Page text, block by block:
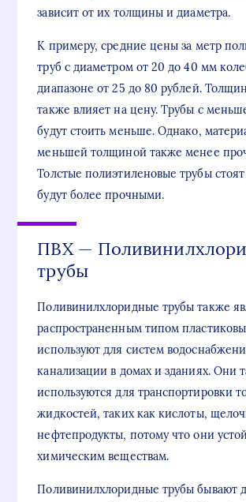
зависит от их толщины и диаметра.
К примеру, средние цены за метр
труб с диаметром от 20 до 40 мм
диапазоне от 25 до 80 рублей.
также влияет на цену. Трубы с
будут стоить меньше. Однако,
меньшей толщиной также менее
Толстые полиэтиленовые трубы
будут более прочными.
ПВХ —
трубы
Поливинилхлоридные трубы также
распространенным типом
используют для систем
канализации в домах и зданиях. Они
используются для транспортировки
жидкостей, таких как кислоты,
нефтепродукты, потому что они
химическим веществам.
Поливинилхлоридные трубы бывают